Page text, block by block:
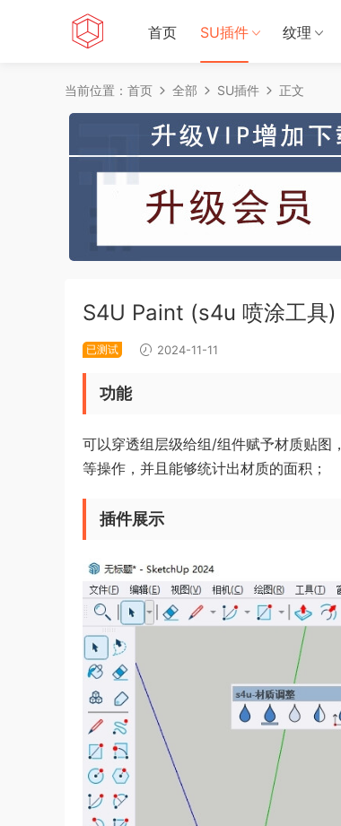
首页 SU插件 纹理
当前位置： 首页 全部 SU插件 正文
S4U Paint (s4u 喷涂工具)
已测试 2024-11-11
功能
可以穿透组层级给组/组件赋予材质贴图
等操作，并且能够统计出材质的面积；
插件展示